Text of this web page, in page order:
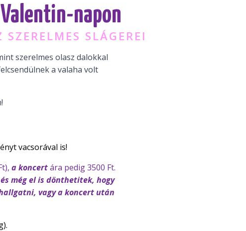
napon
SLÁGEREI
szerelmes olasz dalokkal
a valaha volt
vacsorával is!
a koncertára pedig 3500 Ft.
még el is dönthetitek, hogy
vagy a koncert után